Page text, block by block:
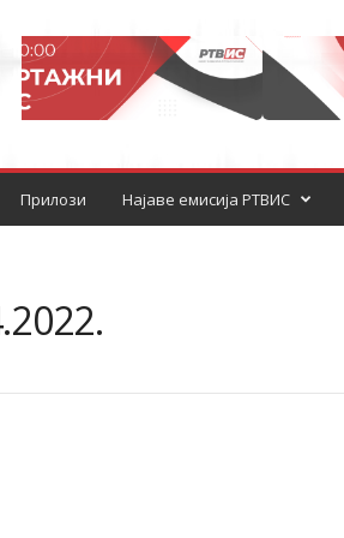
Прилози Најаве емисија РТВИС